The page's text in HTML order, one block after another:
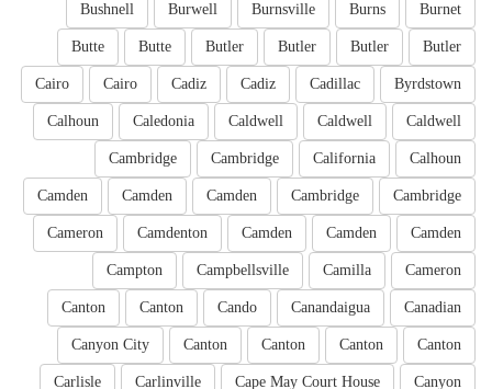
Burnet
Burns
Burnsville
Burwell
Bushnell
Butler
Butler
Butler
Butler
Butte
Butte
Byrdstown
Cadillac
Cadiz
Cadiz
Cairo
Cairo
Caldwell
Caldwell
Caldwell
Caledonia
Calhoun
Calhoun
California
Cambridge
Cambridge
Cambridge
Cambridge
Camden
Camden
Camden
Camden
Camden
Camden
Camdenton
Cameron
Cameron
Camilla
Campbellsville
Campton
Canadian
Canandaigua
Cando
Canton
Canton
Canton
Canton
Canton
Canton
Canyon City
Canyon
Cape May Court House
Carlinville
Carlisle